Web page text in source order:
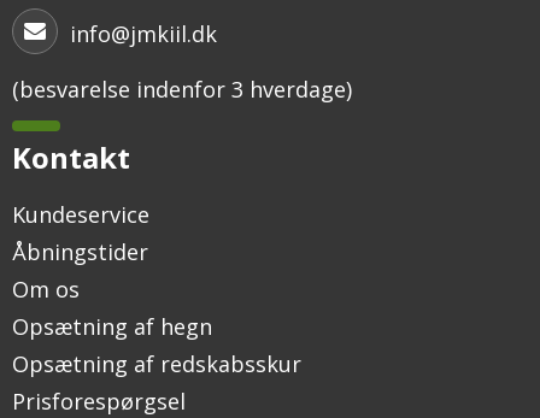
info@jmkiil.dk
(besvarelse indenfor 3 hverdage)
Kontakt
Kundeservice
Åbningstider
Om os
Opsætning af hegn
Opsætning af redskabsskur
Prisforespørgsel